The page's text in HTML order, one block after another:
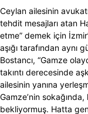
Ceylan ailesinin
tehdit mesajları atan
etme” demek için
aşığı tarafından
Bostancı, “Gamze
takıntı derecesinde
ailesinin yanına
Gamze’nin
bekliyormuş. Hatta